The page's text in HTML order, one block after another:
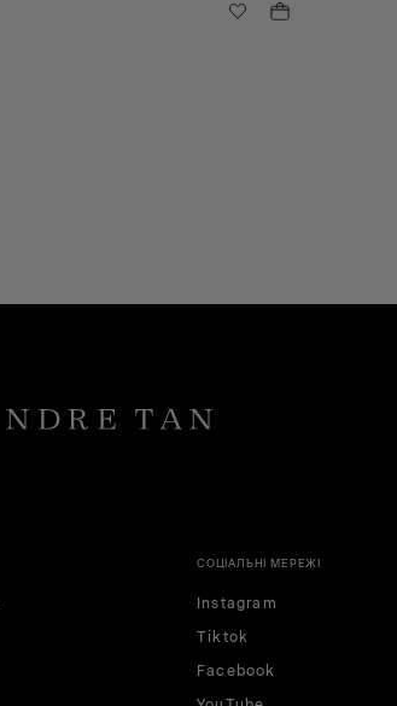
СОЦІАЛЬНІ МЕРЕЖІ
Instagram
Tiktok
Facebook